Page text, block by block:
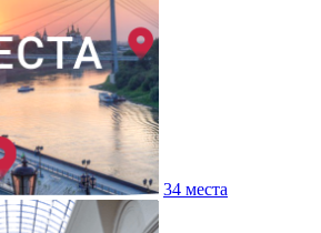
34 места